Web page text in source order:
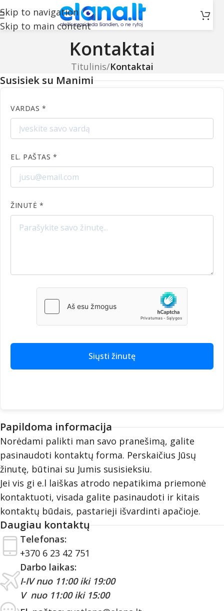
Skip to navigation
Skip to main content
Kontaktai
Titulinis/Kontaktai
Susisiek su Manimi
VARDAS *
EL. PAŠTAS *
ŽINUTĖ *
Siųsti žinutę
Papildoma informacija
Norėdami palikti man savo pranešimą, galite
pasinaudoti kontaktų forma. Perskaičius Jūsų
žinutę, būtinai su Jumis susisieksiu.
Jei vis gi e.l laiškas atrodo nepatikima priemonė
kontaktuoti, visada galite pasinaudoti ir kitais
kontaktų būdais, pastarieji išvardinti apačioje.
Daugiau kontaktų
Telefonas:
+370 6 23 42 751
Darbo laikas:
I-IV nuo 11:00 iki 19:00
V nuo 11:00 iki 15:00